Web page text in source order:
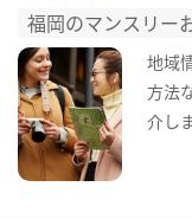
福岡のマンスリー
地域
方法
介し